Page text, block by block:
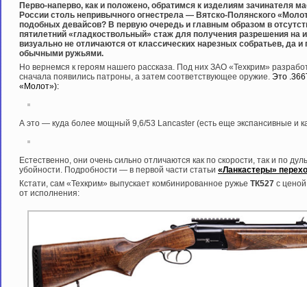
Перво-наперво, как и положено, обратимся к изделиям зачинателя
России столь непривычного огнестрела — Вятско-Полянского
подобных девайсов? В первую очередь и главным образом в
пятилетний «гладкоствольный» стаж для получения разрешения на
визуально не отличаются от классических нарезных собратьев, да
обычными ружьями.
Но вернемся к героям нашего рассказа. Под них ЗАО «Техкрим»
сначала появились патроны, а затем соответствующее оружие. Это
«Молот»):
А это — куда более мощный 9,6/53 Lancaster (есть еще экспансивные и
Естественно, они очень сильно отличаются как по скорости, так и по
убойности. Подробности — в первой части статьи «Ланкастеры»
Кстати, сам «Техкрим» выпускает комбинированное ружье ТК527 с
от исполнения: